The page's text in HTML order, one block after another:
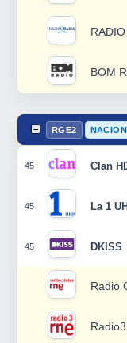
BOM
RGE2
45 Clan
45 La 1
45 DKISS
Radio